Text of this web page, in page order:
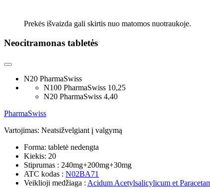
Prekės išvaizda gali skirtis nuo matomos nuotraukoje.
Neocitramonas tabletės
N20 PharmaSwiss
N100 PharmaSwiss 10,25
N20 PharmaSwiss 4,40
PharmaSwiss
Vartojimas: Neatsižvelgiant į valgymą
Forma: tabletė nedengta
Kiekis: 20
Stiprumas : 240mg+200mg+30mg
ATC kodas : N02BA71
Veiklioji medžiaga : Acidum Acetylsalicylicum et